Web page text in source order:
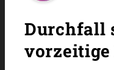
Durchfall
vorzeitige